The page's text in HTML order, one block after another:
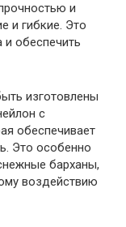
и
и гибкие. Это
обеспечить
изготовлены
с
обеспечивает
Это особенно
барханы,
воздействию